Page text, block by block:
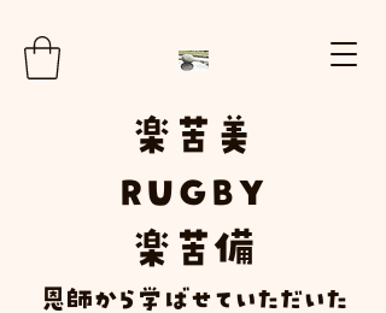
楽 苦 美
RUGBY
楽苦備
​恩師から学ばせていただいた